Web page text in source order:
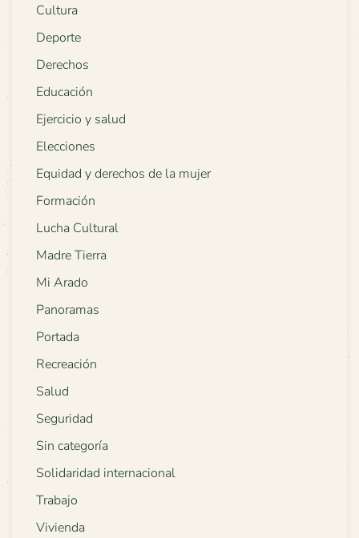
Cultura
Deporte
Derechos
Educación
Ejercicio y salud
Elecciones
Equidad y derechos de la mujer
Formación
Lucha Cultural
Madre Tierra
Mi Arado
Panoramas
Portada
Recreación
Salud
Seguridad
Sin categoría
Solidaridad internacional
Trabajo
Vivienda